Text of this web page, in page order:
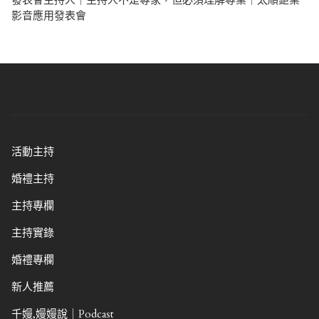
影音應用發表會
活動主持
婚禮主持
主持專欄
主持實錄
婚禮專欄
新人推薦
千嫚,嫚嫚說｜Podcast